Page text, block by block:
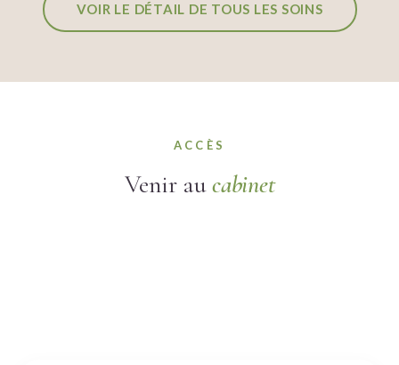
VOIR LE DÉTAIL DE TOUS LES SOINS
ACCÈS
Venir aucabinet